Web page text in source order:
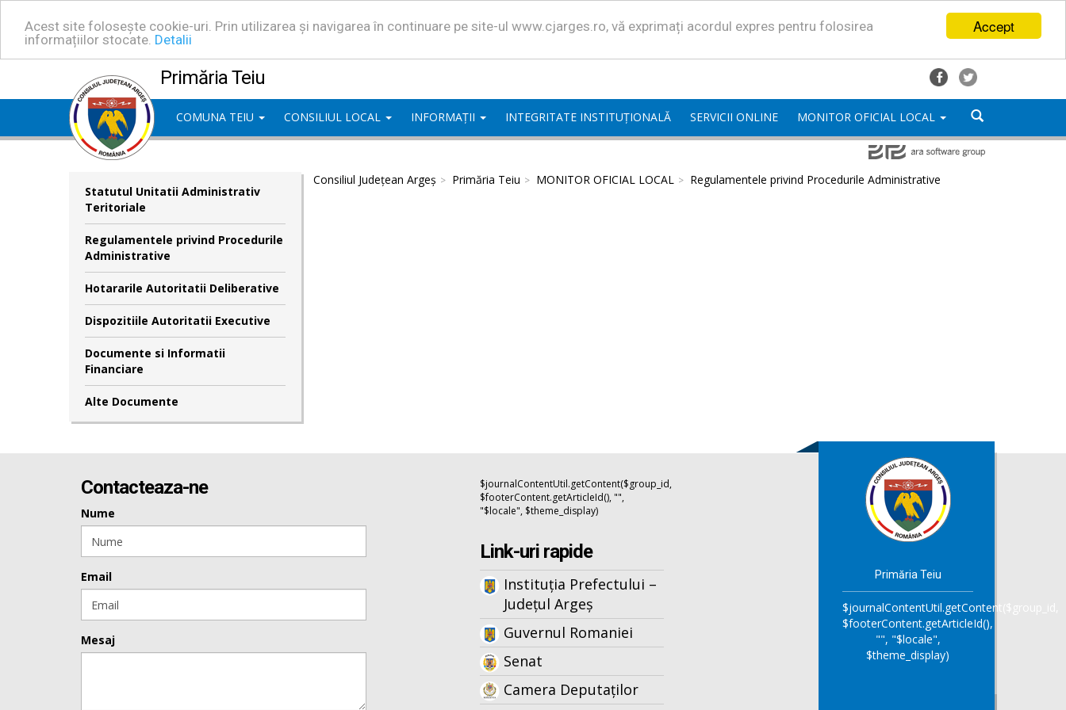
Accept
Acest site folosește cookie-uri. Prin utilizarea și navigarea în continuare pe site-ul www.cjarges.ro, vă exprimați acordul expres pentru folosirea
informațiilor stocate. Detalii
Primăria Teiu
COMUNA TEIU CONSILIUL LOCAL INFORMAȚII INTEGRITATE INSTITUȚIONALĂ SERVICII ONLINE MONITOR OFICIAL LOCAL
Statutul Unitatii Administrativ
Teritoriale
Regulamentele privind Procedurile
Administrative
Hotararile Autoritatii Deliberative
Dispozitiile Autoritatii Executive
Documente si Informatii
Financiare
Alte Documente
Consiliul Județean Argeș Primăria Teiu MONITOR OFICIAL LOCAL Regulamentele privind Procedurile Administrative
Contacteaza-ne
Nume
Email
Mesaj
$journalContentUtil.getContent($group_id,
$footerContent.getArticleId(), "",
"$locale", $theme_display)
Link-uri rapide
Instituția Prefectului –
Județul Argeș
Guvernul Romaniei
Senat
Camera Deputaților
Primăria Teiu
$journalContentUtil.getContent($group_id,
$footerContent.getArticleId(),
"", "$locale",
$theme_display)